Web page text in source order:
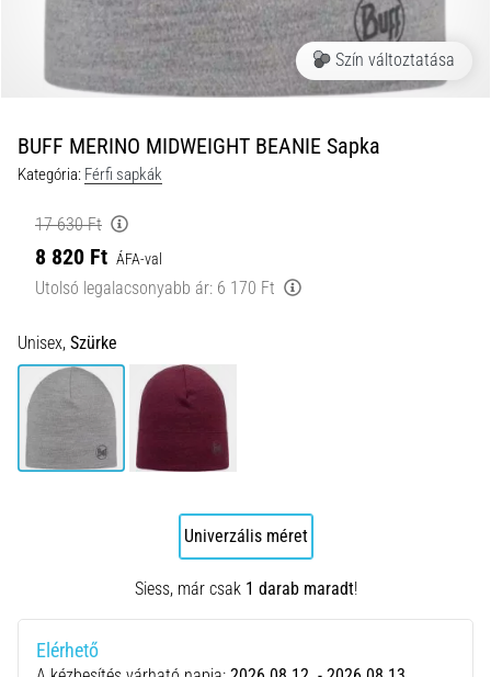
hogyan
végrehajtani
A
gyakorlatban
ingafutás
sebességet,
és
az
irányváltási
teszteli.
Hogyan
Futótérd:
Okok,
Szín változtatása
BUFF MERINO MIDWEIGHT BEANIE Sapka
Kategória: Férfi sapkák
17 630 Ft
8 820 Ft ÁFA-val
Utolsó legalacsonyabb ár: 6 170 Ft
Unisex, Szürke
Univerzális méret
Siess, már csak 1 darab maradt!
Elérhető